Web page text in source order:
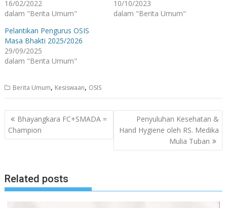
16/02/2022
dalam "Berita Umum"
10/10/2023
dalam "Berita Umum"
Pelantikan Pengurus OSIS
Masa Bhakti 2025/2026
29/09/2025
dalam "Berita Umum"
Berita Umum, Kesiswaan, OSIS
Navigasi
pos
Bhayangkara FC+SMADA =
Champion
Penyuluhan Kesehatan &
Hand Hygiene oleh RS. Medika
Mulia Tuban
Related posts